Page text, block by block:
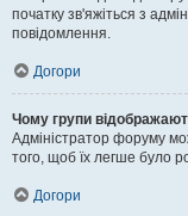
початку зв'яжіться з
повідомлення.
Догори
Чому групи
Адміністратор форуму
того, щоб їх легше було
Догори